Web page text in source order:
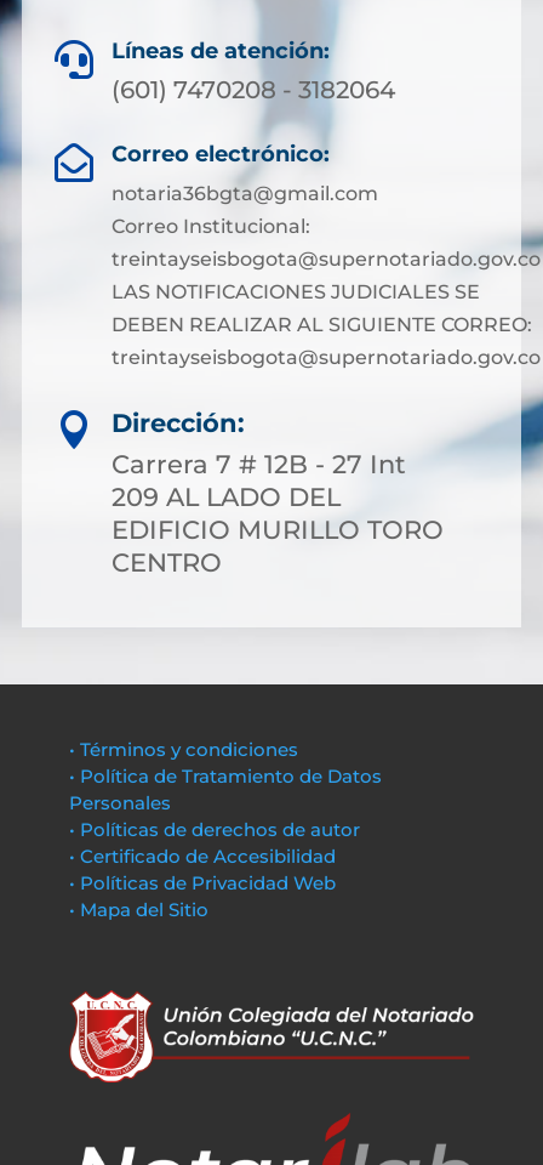
 Líneas de atención:
(601) 7470208 - 3182064
 Correo electrónico:
notaria36bgta@gmail.com
Correo Institucional:
treintayseisbogota@supernotariado.gov.co
LAS NOTIFICACIONES JUDICIALES SE
DEBEN REALIZAR AL SIGUIENTE CORREO:
treintayseisbogota@supernotariado.gov.co

Dirección:
Carrera 7 # 12B - 27 Int
209 AL LADO DEL
EDIFICIO MURILLO TORO
CENTRO
• Términos y condiciones
• Política de Tratamiento de Datos
Personales
• Políticas de derechos de autor
• Certificado de Accesibilidad
• Políticas de Privacidad Web
• Mapa del Sitio